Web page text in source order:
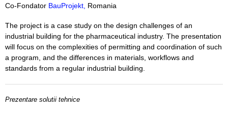
Co-Fondator BauProjekt, Romania
The project is a case study on the design challenges of an
industrial building for the pharmaceutical industry. The presentation
will focus on the complexities of permitting and coordination of such
a program, and the differences in materials, workflows and
standards from a regular industrial building.
Prezentare solutii tehnice